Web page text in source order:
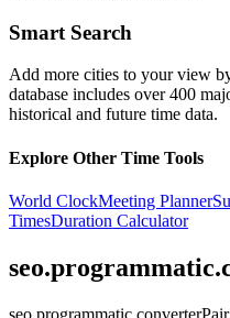
Smart Search
Add more cities to your view
database includes over 400
historical and future time data.
Explore Other Time Tools
World ClockMeeting Planner
TimesDuration Calculator